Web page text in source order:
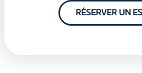
RÉSERVER UN